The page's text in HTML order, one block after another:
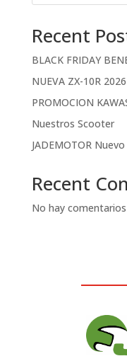
Recent
BLACK FRIDAY
NUEVA ZX-10R 2026
PROMOCION
Nuestros Scooter
JADEMOTOR
Recent
No hay